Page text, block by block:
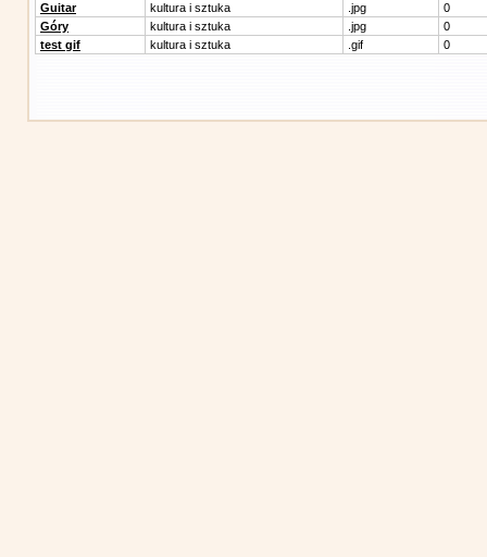
Guitar
kultura i sztuka .jpg
0
Góry
kultura i sztuka .jpg
0
test gif
kultura i sztuka .gif 0